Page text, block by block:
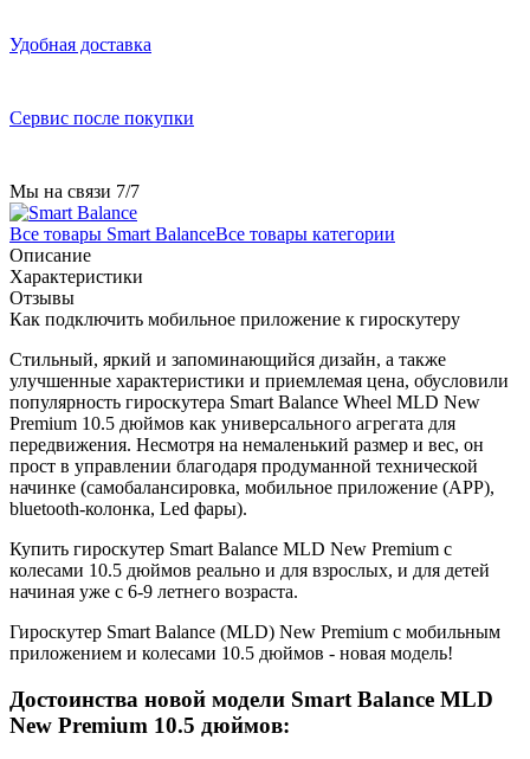
Удобная доставка
Сервис после покупки
Мы на связи 7/7
Все товары Smart BalanceВсе товары категории
Описание
Характеристики
Отзывы
Как подключить мобильное приложение к гироскутеру
Стильный, яркий и запоминающийся дизайн, а также
улучшенные характеристики и приемлемая цена, обусловили
популярность гироскутера Smart Balance Wheel MLD New
Premium 10.5 дюймов как универсального агрегата для
передвижения. Несмотря на немаленький размер и вес, он
прост в управлении благодаря продуманной технической
начинке (самобалансировка, мобильное приложение (APP),
bluetooth-колонка, Led фары).
Купить гироскутер Smart Balance MLD New Premium с
колесами 10.5 дюймов реально и для взрослых, и для детей
начиная уже с 6-9 летнего возраста.
Гироскутер Smart Balance (MLD) New Premium с мобильным
приложением и колесами 10.5 дюймов - новая модель!
Достоинства новой модели Smart Balance MLD
New Premium 10.5 дюймов: